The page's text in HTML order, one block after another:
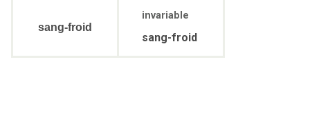
sang-froid
invariable
sang-froid